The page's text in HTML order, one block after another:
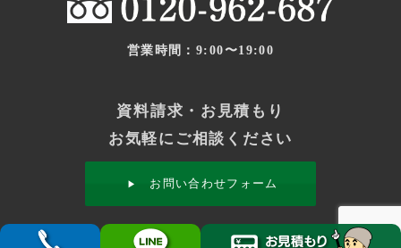
営業時間：9:00〜19:00
資料請求・お見積もり
お気軽にご相談ください
お問い合わせフォーム